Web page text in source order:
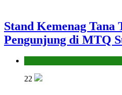
Stand Kemenag
Pengunjung di MTQ
22